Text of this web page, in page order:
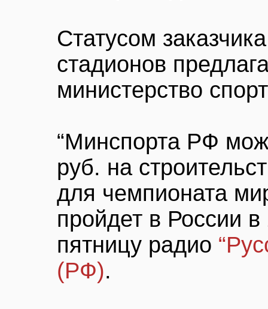
Статусом
стадионов
министерство
“Минспорта РФ
руб. на
для чемпионата
пройдет в России
пятницу радио
(РФ).